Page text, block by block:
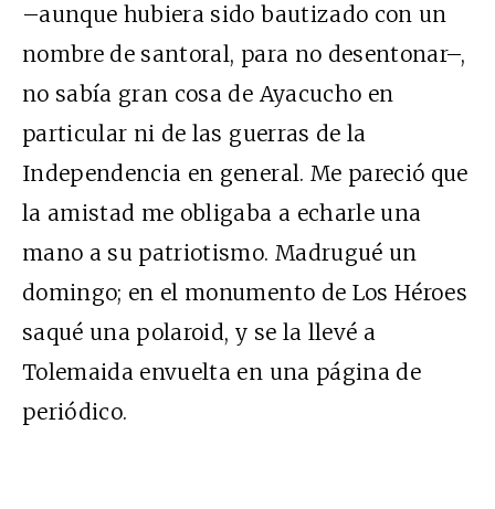
–aunque hubiera sido bautizado con un
nombre de santoral, para no desentonar–,
no sabía gran cosa de Ayacucho en
particular ni de las guerras de la
Independencia en general. Me pareció que
la amistad me obligaba a echarle una
mano a su patriotismo. Madrugué un
domingo; en el monumento de Los Héroes
saqué una polaroid, y se la llevé a
Tolemaida envuelta en una página de
periódico.